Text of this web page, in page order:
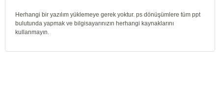
Herhangi bir yazılım yüklemeye gerek yoktur. ps dönüşümlere tüm ppt
bulutunda yapmak ve bilgisayarınızın herhangi kaynaklarını
kullanmayın.